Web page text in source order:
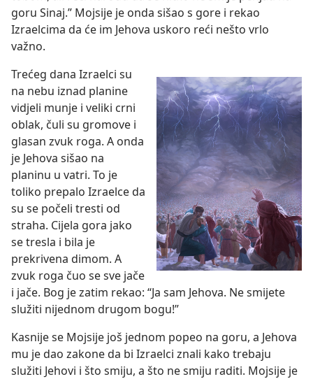
goru Sinaj.” Mojsije je onda sišao s gore i rekao
Izraelcima da će im Jehova uskoro reći nešto vrlo
važno.
Trećeg dana Izraelci su
na nebu iznad planine
vidjeli munje i veliki crni
oblak, čuli su gromove i
glasan zvuk roga. A onda
je Jehova sišao na
planinu u vatri. To je
toliko prepalo Izraelce da
su se počeli tresti od
straha. Cijela gora jako
se tresla i bila je
prekrivena dimom. A
zvuk roga čuo se sve jače
i jače. Bog je zatim rekao: “Ja sam Jehova. Ne smijete
služiti nijednom drugom bogu!”
Kasnije se Mojsije još jednom popeo na goru, a Jehova
mu je dao zakone da bi Izraelci znali kako trebaju
služiti Jehovi i što smiju, a što ne smiju raditi. Mojsije je